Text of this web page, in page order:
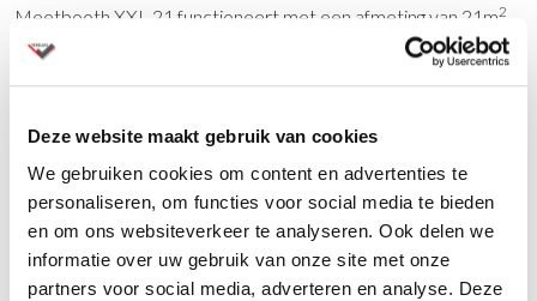
Deze website maakt gebruik van cookies
We gebruiken cookies om content en advertenties te
personaliseren, om functies voor social media te bieden
en om ons websiteverkeer te analyseren. Ook delen we
informatie over uw gebruik van onze site met onze
partners voor social media, adverteren en analyse. Deze
Meetbooth XXL 21 functioneert met een afmeting van 21m2
gemakkelijk als een vergaderzaal of een samenwerkingsruimte
voor een groot team. De grote omvang van deze ruimte is
presentaties.
Krachtige ventilatie zorgt te allen tijde voor frisse lucht. Een
CO2-sensor bewaakt actief de luchtkwaliteit. Voeg Lohko
Pure-technologie toe om bacteriën en virussen uit de lucht en
ziekteverwekkers uit oppervlakken te verwijderen.